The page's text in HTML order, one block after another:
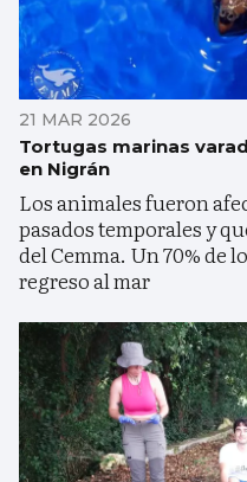
21 MAR 2026
Tortugas marinas
en Nigrán
Los animales fueron
pasados temporales y
del Cemma. Un 70% de
regreso al mar